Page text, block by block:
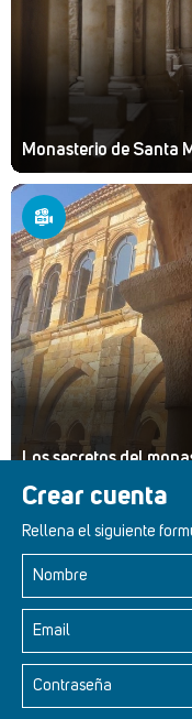
Crear cuenta
Rellena el siguiente
Nombre
Email
Contraseña
Monasterio de Santa
Los secretos del
Retablos